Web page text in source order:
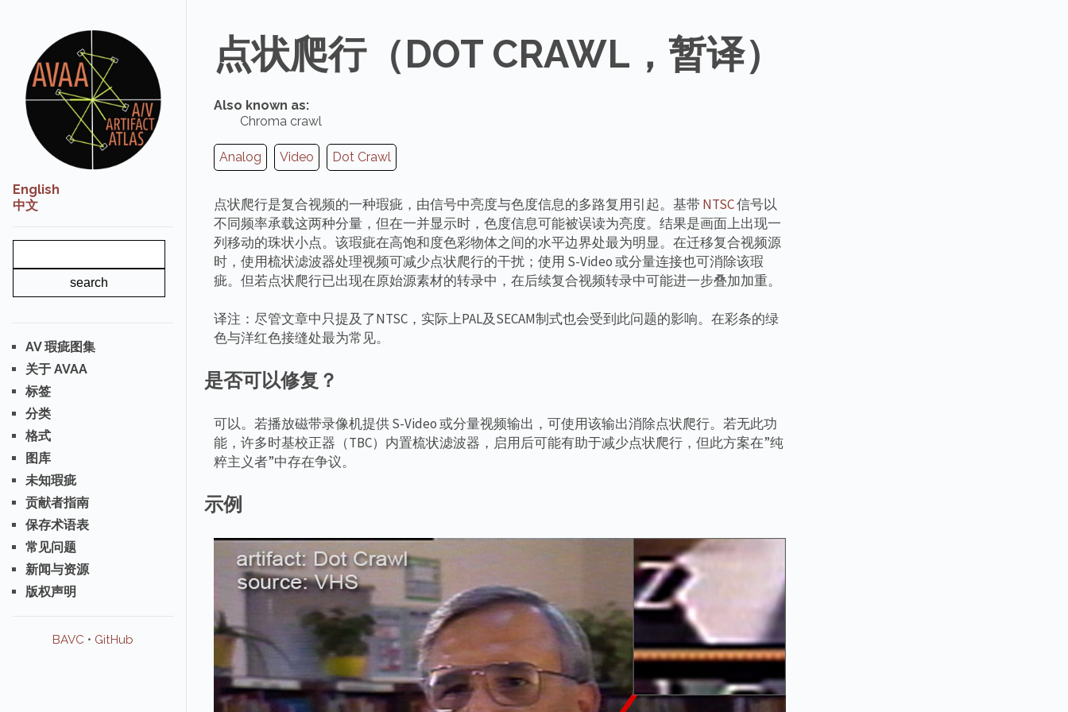
English
中文
AV 瑕疵图集
关于 AVAA
标签
分类
格式
图库
未知瑕疵
贡献者指南
保存术语表
常见问题
新闻与资源
版权声明
BAVC • GitHub
点状爬行（DOT CRAWL，暂译）
Also known as:
Chroma crawl
Analog Video Dot Crawl
点状爬行是复合视频的一种瑕疵，由信号中亮度与色度信息的多路复用引起。基带 NTSC信号以
不同频率承载这两种分量，但在一并显示时，色度信息可能被误读为亮度。结果是画面上出现一
列移动的珠状小点。该瑕疵在高饱和度色彩物体之间的水平边界处最为明显。在迁移复合视频源
时，使用梳状滤波器处理视频可减少点状爬行的干扰；使用 S-Video 或分量连接也可消除该瑕
疵。但若点状爬行已出现在原始源素材的转录中，在后续复合视频转录中可能进一步叠加加重。
译注：尽管文章中只提及了NTSC，实际上PAL及SECAM制式也会受到此问题的影响。在彩条的绿
色与洋红色接缝处最为常见。
是否可以修复？
可以。若播放磁带录像机提供 S-Video 或分量视频输出，可使用该输出消除点状爬行。若无此功
能，许多时基校正器（TBC）内置梳状滤波器，启用后可能有助于减少点状爬行，但此方案在”纯
粹主义者”中存在争议。
示例